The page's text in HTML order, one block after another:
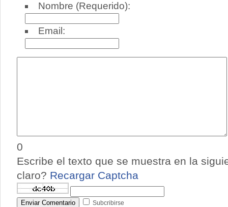
Nombre (Requerido):
Email:
0
Escribe el texto que se muestra en la
claro? Recargar Captcha
Enviar Comentario Subcribirse